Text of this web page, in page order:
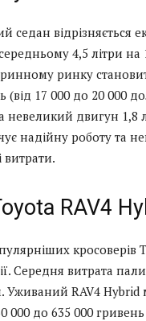
седан відрізняється
4,5 літри на
ринку
(від 17 000 до 20 000
двигун 1,8
надійну роботу та
витрати.
RAV4
кросоверів
Середня витрата
Уживаний RAV4
000 до 635 000